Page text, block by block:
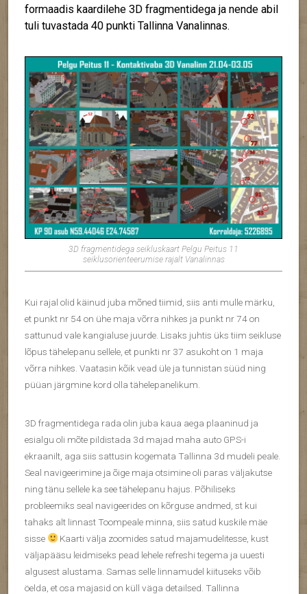
formaadis kaardilehe 3D fragmentidega ja nende abil
tuli tuvastada 40 punkti Tallinna Vanalinnas.
3D fragmentidega seikluskaart Pelgu Peitus 11
seiklusorienteerumise rajalt Vanalinnas
Kui rajal olid käinud juba mõned tiimid, siis anti mulle märku,
et punkt nr 54 on ühe maja võrra nihkes ja punkt nr 74 on
sattunud vale kangialuse juurde. Lisaks juhtis üks tiim seikluse
lõpus tähelepanu sellele, et punkti nr 37 asukoht on 1 maja
võrra nihkes. Vaatasin kõik vead üle ja tunnistan süüd ning
püüan järgmine kord olla tähelepanelikum.
3D fragmentidega rada olin juba kaua aega plaaninud ja
esialgu oli mõte pildistada 3d majad maha auto GPS-i
ekraanilt, aga siis sattusin kogemata Tallinna 3d mudeli peale.
Seal navigeerimine ja õige maja otsimine oli paras väljakutse
ning tänu sellele ka see tähelepanu hajus. Põhiliseks
probleemiks seal navigeerides on kõrguse andmed, st kui
tahaks alt linnast Toompeale minna, siis satud kuskile mäe
sisse
Kaarti välja zoomides satud majamudelitesse, kust
väljapääsu leidmiseks pead lehele refreshi tegema ja uuesti
algusest alustama. Samas selle linnamudel kiituseks võib
öelda, et osa majasid on küll väga detailsed. Tallinna